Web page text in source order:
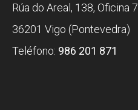
Rúa do Areal, 138, Oficina 7
36201 Vigo (Pontevedra)
Teléfono: 986 201 871